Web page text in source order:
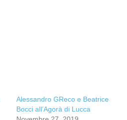
Alessandro GReco e Beatrice
Bocci all’Agorà di Lucca